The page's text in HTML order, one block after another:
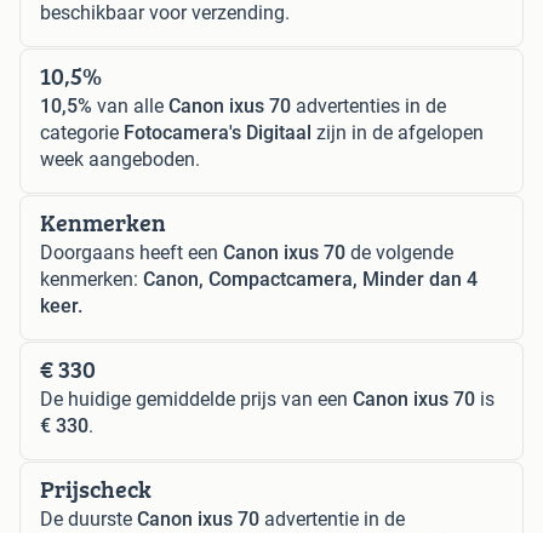
beschikbaar voor verzending.
10,5%
10,5% van alle Canon ixus 70 advertenties in de
categorie Fotocamera's Digitaal zijn in de afgelopen
week aangeboden.
Kenmerken
Doorgaans heeft een Canon ixus 70 de volgende
kenmerken: Canon, Compactcamera, Minder dan 4
keer.
€ 330
De huidige gemiddelde prijs van een Canon ixus 70 is
€ 330.
Prijscheck
De duurste Canon ixus 70 advertentie in de